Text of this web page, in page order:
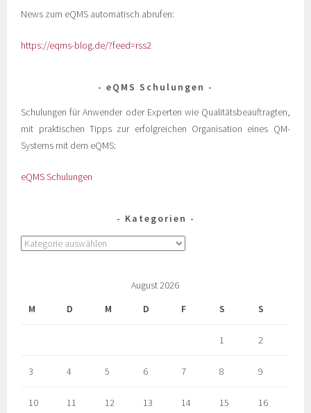
News zum eQMS automatisch abrufen:
https://eqms-blog.de/?feed=rss2
eQMS Schulungen
Schulungen für Anwender oder Experten wie Qualitätsbeauftragten,
mit praktischen Tipps zur erfolgreichen Organisation eines QM-
Systems mit dem eQMS:
eQMS Schulungen
Kategorien
August 2026
M
D M D F S S
1 2
3 4 5 6 7 8 9
10 11 12 13 14 15 16